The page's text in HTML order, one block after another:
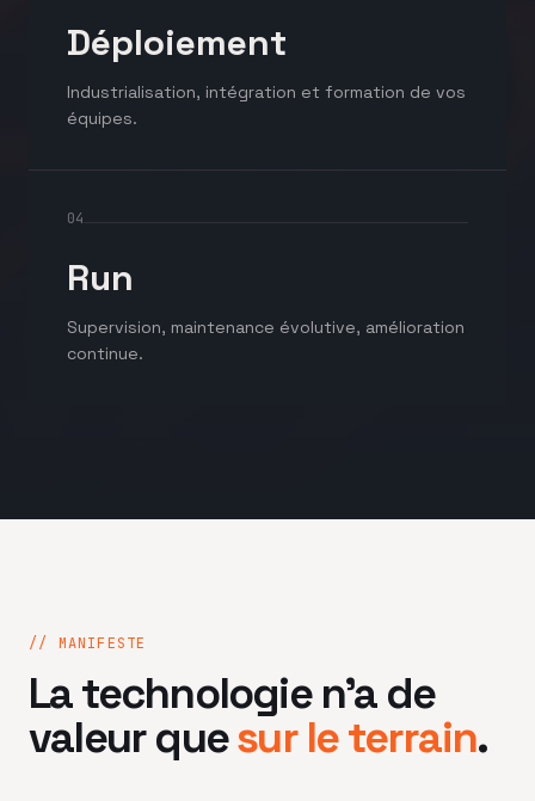
Déploiement
Industrialisation, intégration et formation de vos
équipes.
04
Run
Supervision, maintenance évolutive, amélioration
continue.
// MANIFESTE
La technologie n'a de
valeur quesur le terrain.